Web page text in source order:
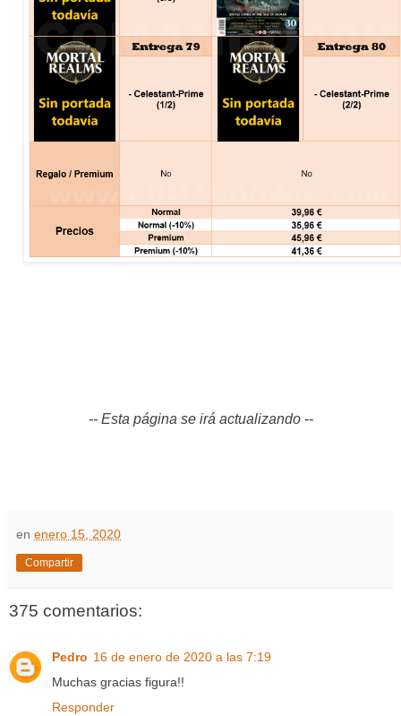
-- Esta página se irá actualizando --
en enero 15, 2020
Compartir
375 comentarios:
Pedro 16 de enero de 2020 a las 7:19
Muchas gracias figura!!
Responder